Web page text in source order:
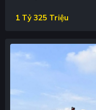
1 Tỷ 325 Triệu